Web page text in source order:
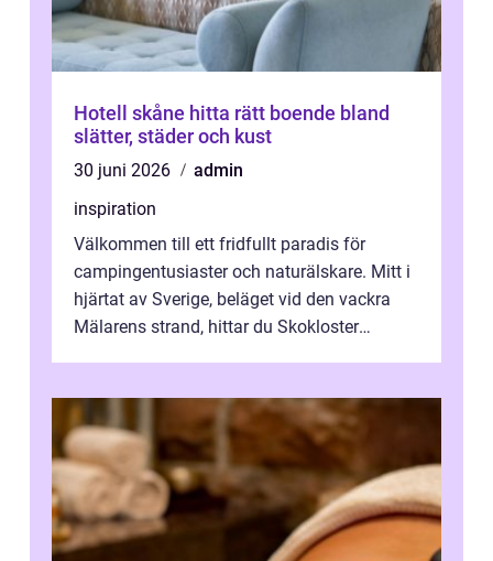
Hotell skåne hitta rätt boende bland
slätter, städer och kust
30 juni 2026
admin
inspiration
Välkommen till ett fridfullt paradis för
campingentusiaster och naturälskare. Mitt i
hjärtat av Sverige, beläget vid den vackra
Mälarens strand, hittar du Skokloster